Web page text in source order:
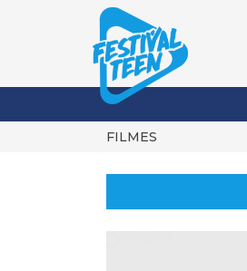
FILMES